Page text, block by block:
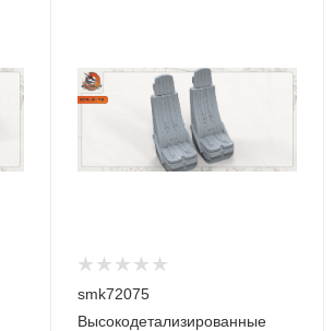
smk72075
Высокодетализированные